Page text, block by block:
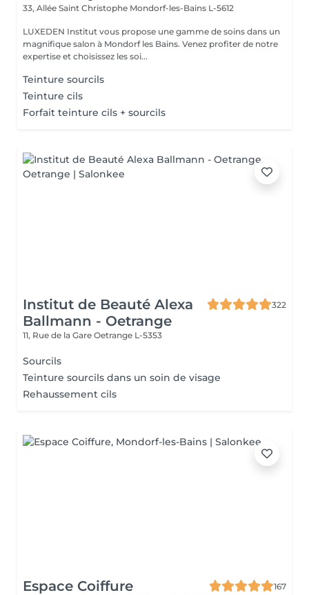
33, Allée Saint Christophe Mondorf-les-Bains L-5612
LUXEDEN Institut vous propose une gamme de soins dans un
magnifique salon à Mondorf les Bains. Venez profiter de notre
expertise et choisissez les soi...
Teinture sourcils
Teinture cils
Forfait teinture cils + sourcils
Institut de Beauté Alexa
Ballmann - Oetrange
322
11, Rue de la Gare Oetrange L-5353
Sourcils
Teinture sourcils dans un soin de visage
Rehaussement cils
Espace Coiffure
167